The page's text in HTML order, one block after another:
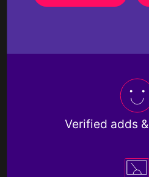
Verified adds